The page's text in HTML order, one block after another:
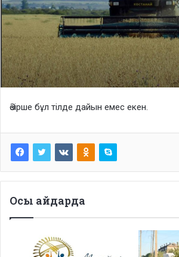
Әзірше бұл тілде дайын емес екен.
Осы айдарда